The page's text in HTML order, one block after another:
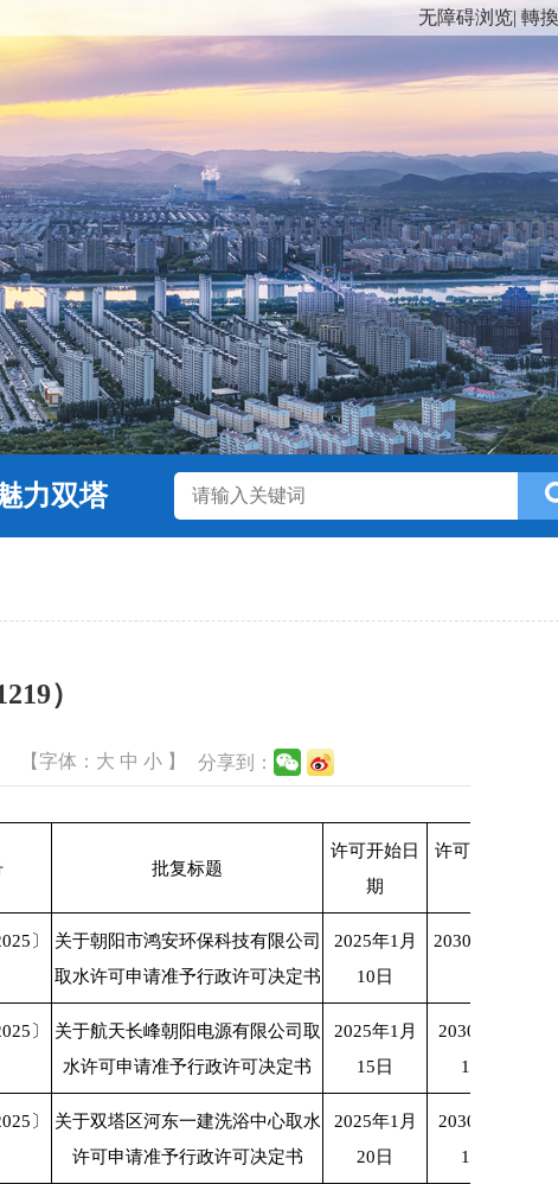
无障碍浏览| 轉
力双塔
）
【字体： 大 中 小 】 分享到：
批复标题
许可开始日
期
许可结束日
〕
关于朝阳市鸿安环保科技有限公司
取水许可申请准予行政许可决定书
2025年1月
10日
2030年1月9
〕
关于航天长峰朝阳电源有限公司取
水许可申请准予行政许可决定书
2025年1月
15日
2030年1月
14日
〕
关于双塔区河东一建洗浴中心取水
许可申请准予行政许可决定书
2025年1月
20日
2030年1月
19日